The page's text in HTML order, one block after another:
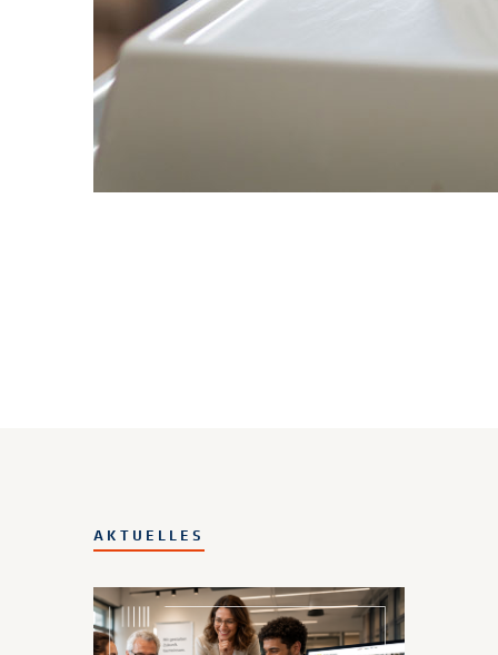
AKTUELLES